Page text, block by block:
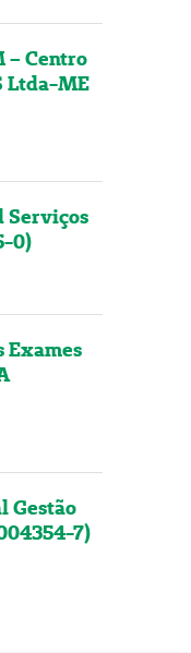
– Centro
Ltda-ME
Serviços
0)
Exames
Gestão
7)